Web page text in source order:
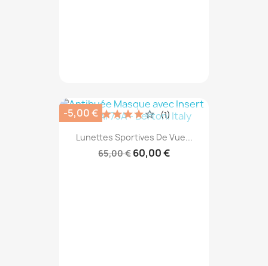
Lunettes Sportives De Vue...
65,00 € 60,00 €
(1)
-5,00 €